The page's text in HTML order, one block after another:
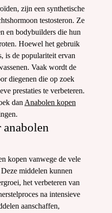
zijn een synthetische
testosteron. Ze
en bodybuilders die hun
Hoewel het gebruik
is de populariteit ervan
Vaak wordt de
diegenen die op zoek
prestaties te verbeteren.
dan Anabolen kopen
kopen vanwege de vele
middelen kunnen
het verbeteren van
na intensieve
aanschaffen,